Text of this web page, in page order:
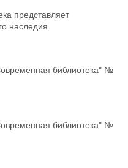
представляет
наследия
библиотека" №
библиотека" №